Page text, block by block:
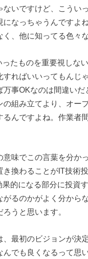
ないですけど、こうい
なっちゃうんですよ
、他に知ってる色々
たものを重要視しな
すればいいってもんじ
万事OKなのは間違い
の組み立てより、オー
るんですよね。作業者
意味でこの言葉を分か
き換わることがIT技術
的になる部分に投資
がるのかがよく分から
うと思います。
、最初のビジョンが決
んでも良くなるって思